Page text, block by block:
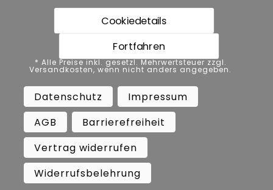
* Alle Preise inkl. gesetzl. Mehrwertsteuer zzgl.
Versandkosten, wenn nicht anders angegeben.
Datenschutz Impressum
Barrierefreiheit
Vertrag widerrufen
Widerrufsbelehrung
Copyright ©Busch.
All Rights Reserved.
Cookiedetails
Fortfahren
* Alle Preise inkl. gesetzl. Mehrwertsteuer zzgl.
Versandkosten, wenn nicht anders angegeben.
Datenschutz
Impressum
AGB
Barrierefreiheit
Vertrag widerrufen
Widerrufsbelehrung